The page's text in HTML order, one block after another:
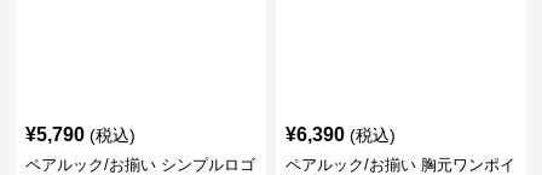
¥5,790 (税込)
ペアルック/お揃い シンプルロゴ
¥6,390 (税込)
ペアルック/お揃い 胸元ワンポイ